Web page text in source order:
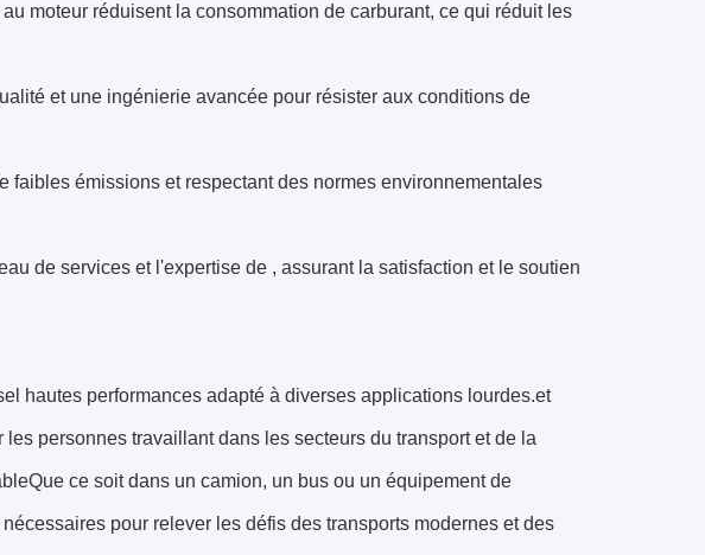
moteur réduisent la consommation de carburant, ce qui réduit les
et une ingénierie avancée pour résister aux conditions de
émissions et respectant des normes environnementales
de services et l'expertise de , assurant la satisfaction et le soutien
hautes performances adapté à diverses applications lourdes.et
personnes travaillant dans les secteurs du transport et de la
ce soit dans un camion, un bus ou un équipement de
pour relever les défis des transports modernes et des